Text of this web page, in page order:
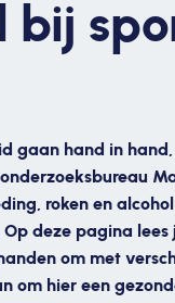
bij
gaan hand in
roken en
deze pagina
om met
om hier een